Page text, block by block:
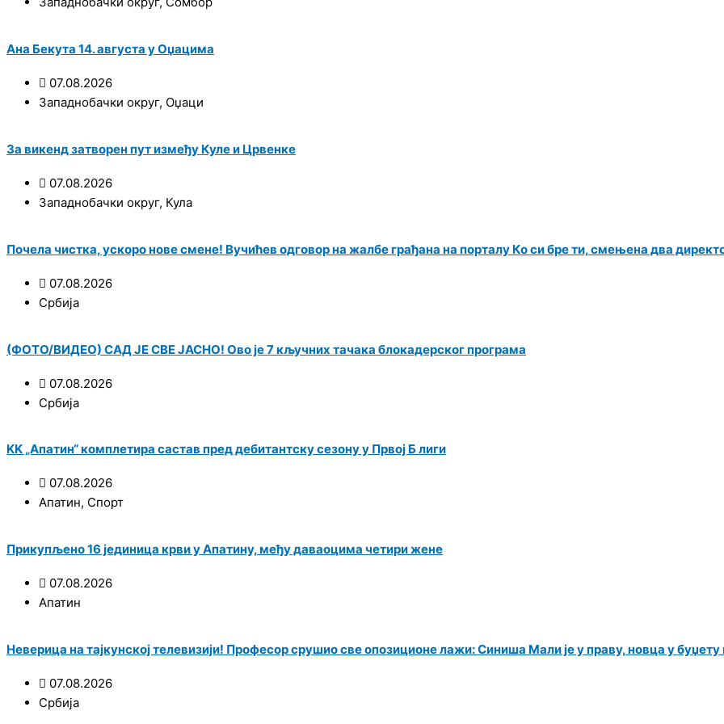
Ана Бекута 14. августа у Оџацима
07.08.2026
Западнобачки округ, Оџаци
За викенд затворен пут између Куле и Црвенке
07.08.2026
Западнобачки округ, Кула
Почела чистка, ускоро нове смене! Вучићев одговор на жалбе грађана на порталу Ко си бре ти, смењена два
07.08.2026
Србија
(ФОТО/ВИДЕО) САД ЈЕ СВЕ ЈАСНО! Ово је 7 кључних тачака блокадерског програма
07.08.2026
Србија
KK „Апатин“ комплетира састав пред дебитантску сезону у Првој Б лиги
07.08.2026
Апатин, Спорт
Прикупљено 16 јединица крви у Апатину, међу даваоцима четири жене
07.08.2026
Апатин
Неверица на тајкунској телевизији! Професор срушио све опозиционе лажи: Синиша Мали је у праву, новца у
07.08.2026
Србија